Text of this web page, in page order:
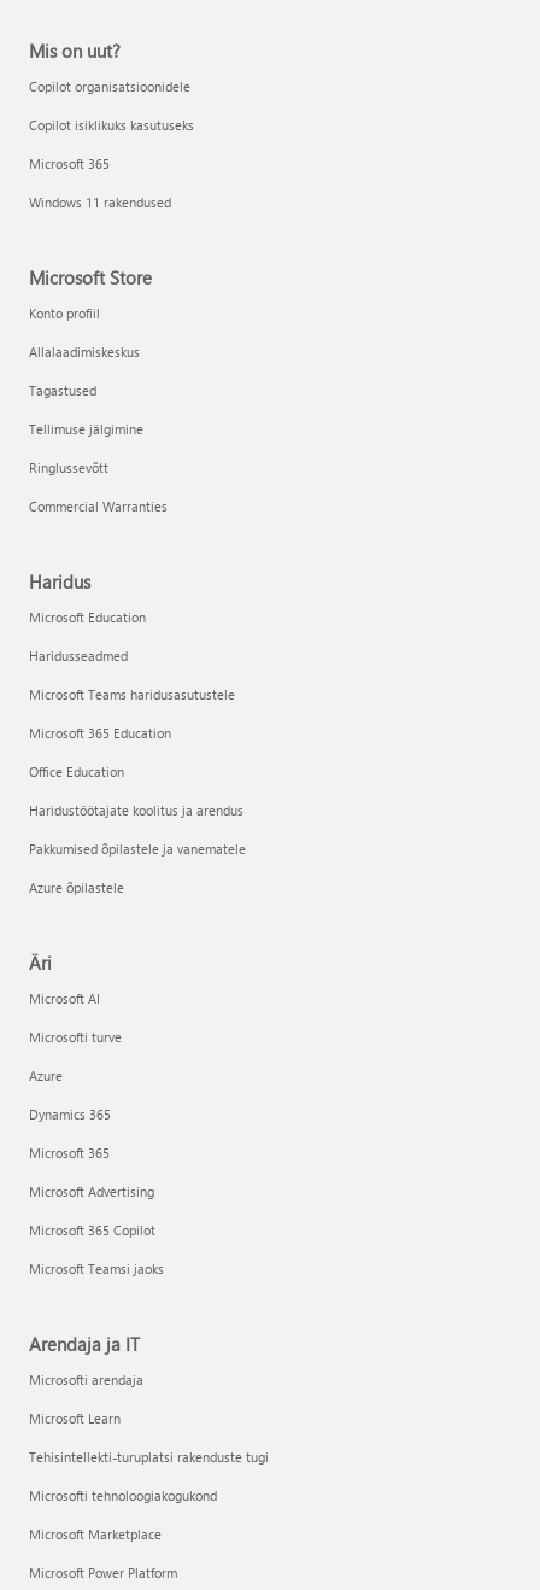
Mis on uut?
Copilot organisatsioonidele
Copilot isiklikuks kasutuseks
Microsoft 365
Windows 11 rakendused
Microsoft Store
Konto profiil
Allalaadimiskeskus
Tagastused
Tellimuse jälgimine
Ringlussevõtt
Commercial Warranties
Haridus
Microsoft Education
Haridusseadmed
Microsoft Teams haridusasutustele
Microsoft 365 Education
Office Education
Haridustöötajate koolitus ja arendus
Pakkumised õpilastele ja vanematele
Azure õpilastele
Äri
Microsoft AI
Microsofti turve
Azure
Dynamics 365
Microsoft 365
Microsoft Advertising
Microsoft 365 Copilot
Microsoft Teamsi jaoks
Arendaja ja IT
Microsofti arendaja
Microsoft Learn
Tehisintellekti-turuplatsi rakenduste tugi
Microsofti tehnoloogiakogukond
Microsoft Marketplace
Microsoft Power Platform